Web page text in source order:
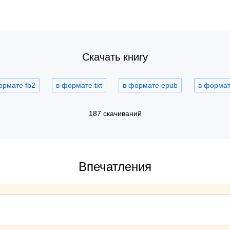
Скачать книгу
fb2 в формате txt в формате epub в
187 скачиваний
Впечатления